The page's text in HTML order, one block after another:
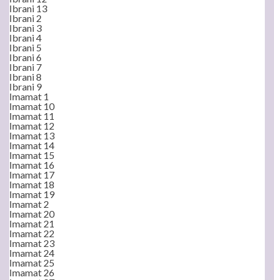
Ibrani 13
Ibrani 2
Ibrani 3
Ibrani 4
Ibrani 5
Ibrani 6
Ibrani 7
Ibrani 8
Ibrani 9
Imamat 1
Imamat 10
Imamat 11
Imamat 12
Imamat 13
Imamat 14
Imamat 15
Imamat 16
Imamat 17
Imamat 18
Imamat 19
Imamat 2
Imamat 20
Imamat 21
Imamat 22
Imamat 23
Imamat 24
Imamat 25
Imamat 26